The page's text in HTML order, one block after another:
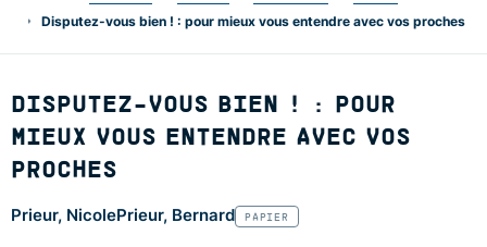
Disputez-vous bien ! : pour mieux vous entendre avec vos proches
DISPUTEZ-VOUS BIEN ! : POUR
MIEUX VOUS ENTENDRE AVEC VOS
PROCHES
Prieur, NicolePrieur, Bernard PAPIER